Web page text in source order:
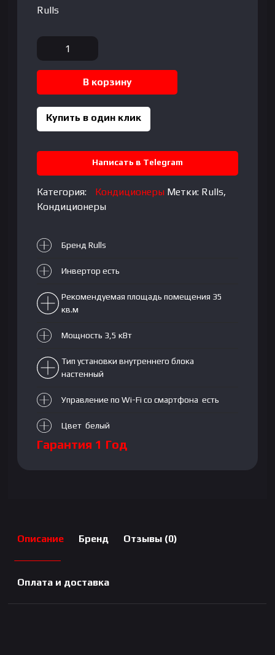
Rulls
Количество
товара
Кондиционер
Gate
ACM12GOLD
В корзину
Купить в один клик
Написать в Telegram
Категория: Кондиционеры Метки: Rulls,
Кондиционеры
Бренд Rulls
Инвертор есть
Рекомендуемая площадь помещения 35
кв.м
Мощность 3,5 кВт
Тип установки внутреннего блока
настенный
Управление по Wi-Fi со смартфона есть
Цвет белый
Гарантия 1 Год
Описание Бренд Отзывы (0)
Оплата и доставка